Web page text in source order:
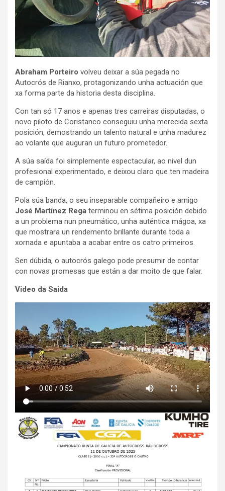
Abraham Porteiro volveu deixar a súa pegada no
Autocrós de Rianxo, protagonizando unha actuación que
xa forma parte da historia desta disciplina.
Con tan só 17 anos e apenas tres carreiras disputadas, o
novo piloto de Coristanco conseguiu unha merecida sexta
posición, demostrando un talento natural e unha madurez
ao volante que auguran un futuro prometedor.
A súa saída foi simplemente espectacular, ao nivel dun
profesional experimentado, e deixou claro que ten madeira
de campión.
Pola súa banda, o seu inseparable compañeiro e amigo
José Martínez Rega terminou en sétima posición debido
a un problema nun pneumático, unha auténtica mágoa, xa
que mostrara un rendemento brillante durante toda a
xornada e apuntaba a acabar entre os catro primeiros.
Sen dúbida, o autocrós galego pode presumir de contar
con novas promesas que están a dar moito de que falar.
Video da Saida